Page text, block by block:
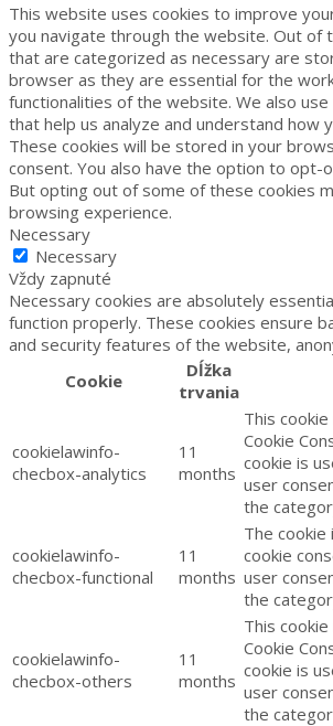
This website uses cookies to improve
you navigate through the website. Out of
that are categorized as necessary are
browser as they are essential for the
functionalities of the website. We also
that help us analyze and understand how
These cookies will be stored in your
consent. You also have the option to opt-
But opting out of some of these cookies
browsing experience.
Necessary
Necessary
Vždy zapnuté
Necessary cookies are absolutely
function properly. These cookies ensure
and security features of the website,
Cookie
Dĺžka
trvania
cookielawinfo-
checbox-analytics
11
months
This
Cookie
cookie is
user
the
cookielawinfo-
checbox-functional
11
months
The cookie
cookie
user
the
cookielawinfo-
checbox-others
11
months
This
Cookie
cookie is
user
the